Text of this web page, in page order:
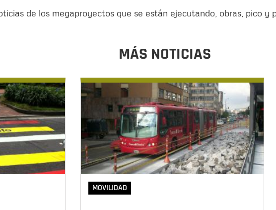
de los megaproyectos que se están ejecutando, obras, pico y
MÁS NOTICIAS
MOVILIDAD